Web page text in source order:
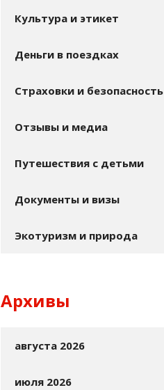
Культура и этикет
Деньги в поездках
Страховки и безопасность
Отзывы и медиа
Путешествия с детьми
Документы и визы
Экотуризм и природа
Архивы
августа 2026
июля 2026